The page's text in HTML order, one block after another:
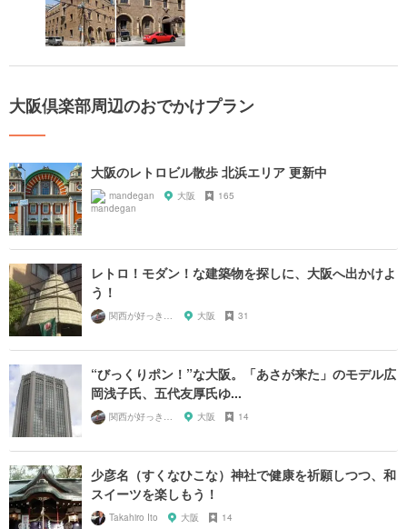
大阪倶楽部周辺のおでかけプラン
大阪のレトロビル散歩 北浜エリア 更新中
mandegan 大阪 165
レトロ！モダン！な建築物を探しに、大阪へ出かけよ
う！
関西が好っきゃねん 大阪 31
“びっくりポン！”な大阪。「あさが来た」のモデル広
岡浅子氏、五代友厚氏ゆ...
関西が好っきゃねん 大阪 14
少彦名（すくなひこな）神社で健康を祈願しつつ、和
スイーツを楽しもう！
Takahiro Ito 大阪 14